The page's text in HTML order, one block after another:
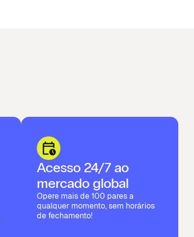
Acesso 24/7 ao
mercado global
Opere mais de 100 pares a
qualquer momento, sem horários
de fechamento!